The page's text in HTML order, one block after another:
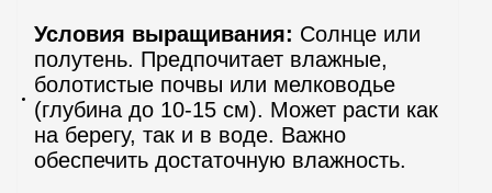
Условия выращивания: Солнце или
полутень. Предпочитает влажные,
болотистые почвы или мелководье
(глубина до 10-15 см). Может расти как
на берегу, так и в воде. Важно
обеспечить достаточную влажность.